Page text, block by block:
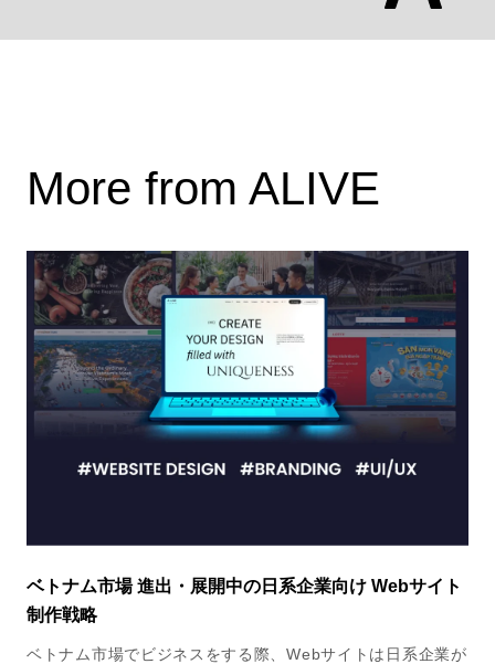
More from ALIVE
ベトナム市場 進出・展開中の日系企業向け Webサイト
制作戦略
ベトナム市場でビジネスをする際、Webサイトは日系企業が